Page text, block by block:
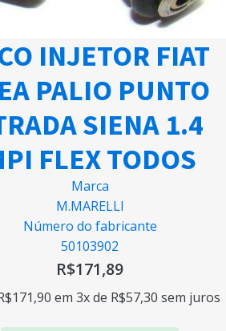
INJETOR FIAT
PALIO PUNTO
SIENA 1.4
FLEX TODOS
Marca
M.MARELLI
Número do fabricante
50103902
R$171,89
171,90 em 3x de R$57,30 sem juros